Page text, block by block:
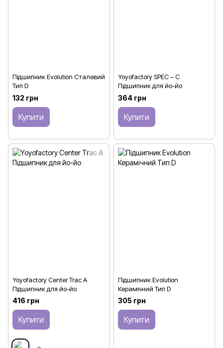
Підшипник Evolution Сталевий
Тип D
132 грн
Купити
Yoyofactory SPEC – C
Підшипник для йо-йо
364 грн
Купити
Yoyofactory Center Trac A
Підшипник для йо-йо
416 грн
Купити
Підшипник Evolution
Керамічний Тип D
305 грн
Купити